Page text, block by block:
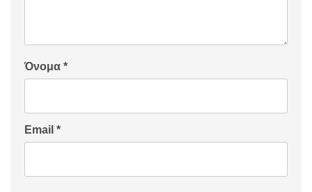
Όνομα *
Email *